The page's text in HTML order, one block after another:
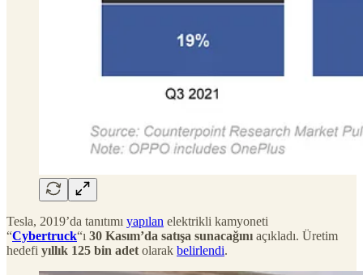
Tesla, 2019’da tanıtımı yapılan elektrikli kamyoneti
“Cybertruck“ı 30 Kasım’da satışa sunacağını açıkladı. Üretim
hedefi yıllık 125 bin adet olarak belirlendi.